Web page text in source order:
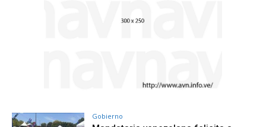
Gobierno